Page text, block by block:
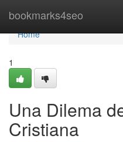
bookmarks4seo
Home
Home
1
Una Dilema
Cristiana